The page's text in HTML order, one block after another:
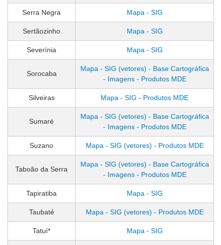
Serra Negra Mapa - SIG
Sertãozinho Mapa - SIG
Severínia Mapa - SIG
Sorocaba
Mapa - SIG (vetores) - Base Cartográfica
- Imagens - Produtos MDE
Silveiras Mapa - SIG - Produtos MDE
Sumaré
Mapa - SIG (vetores) - Base Cartográfica
- Imagens - Produtos MDE
Suzano Mapa - SIG (vetores) - Produtos MDE
Taboão da Serra
Mapa - SIG (vetores) - Base Cartográfica
- Imagens - Produtos MDE
Tapiratiba Mapa - SIG
Taubaté Mapa - SIG (vetores) - Produtos MDE
Tatuí* Mapa - SIG